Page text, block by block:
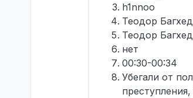
h1nnoo
Теодор
Теодор
нет
00:30-00:34
Убегали от